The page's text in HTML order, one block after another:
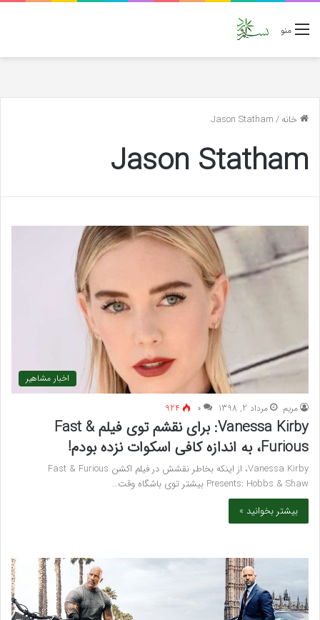
منو
خانه/
Jason Statham
Jason Statham
اخبار مشاهیر
مريم مرداد 2, 1398 ۰ 924
Vanessa Kirby: برای نقشم توی فیلم Fast &
Furious، به اندازه کافی اسکوات نزده بودم!
Vanessa Kirby، از اینکه بخاطر نقشش در فیلم اکشن Fast & Furious
Presents: Hobbs & Shaw بیشتر توی باشگاه وقت…
بیشتر بخوانید »